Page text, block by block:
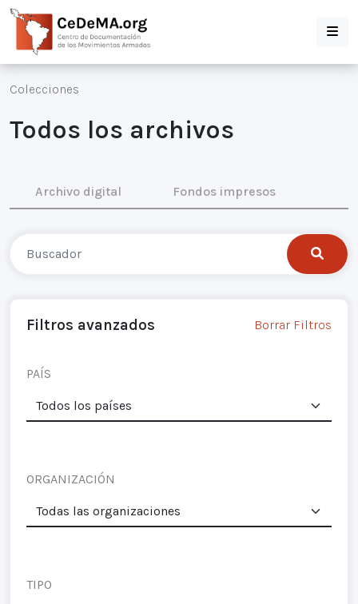
Colecciones
Todos los archivos
Archivo digital Fondos impresos
Filtros avanzados Borrar Filtros
PAÍS
ORGANIZACIÓN
TIPO